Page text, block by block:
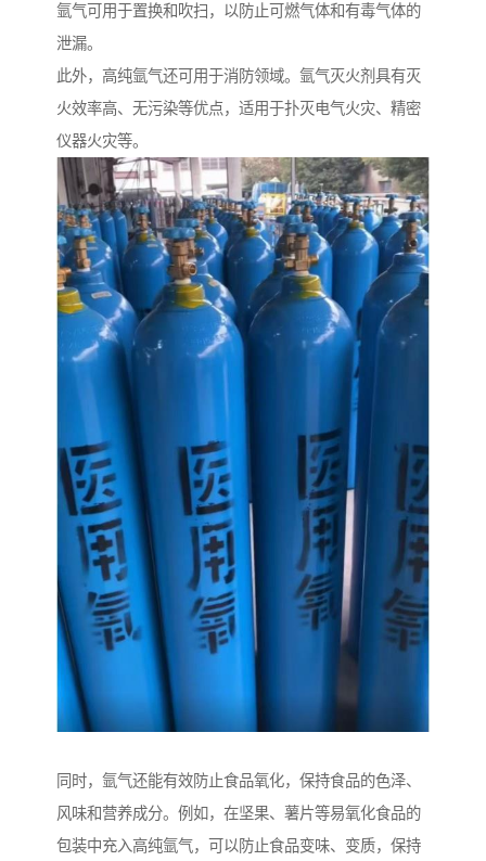
氩气可用于置换和吹扫，以防止可燃气体和有毒气体的
泄漏。
此外，高纯氩气还可用于消防领域。氩气灭火剂具有灭
火效率高、无污染等优点，适用于扑灭电气火灾、精密
仪器火灾等。
同时，氩气还能有效防止食品氧化，保持食品的色泽、
风味和营养成分。例如，在坚果、薯片等易氧化食品的
包装中充入高纯氩气，可以防止食品变味、变质，保持